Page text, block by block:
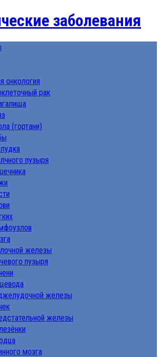
заболевания
онкология
рак
(гортани)
пузыря
железы
пузыря
железы
железы
мозга